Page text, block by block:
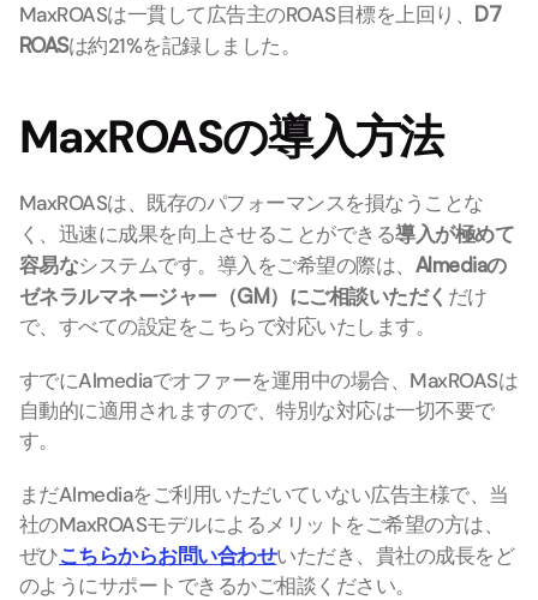
MaxROASは一貫して広告主のROAS目標を上回り、 D7
ROASは約21%を記録しました。
MaxROASの導入方法
MaxROASは、既存のパフォーマンスを損なうことな
く、迅速に成果を向上させることができる導入が極めて
容易なシステムです。導入をご希望の際は、 Almediaの
ゼネラルマネージャー（GM）にご相談いただく だけ
で、すべての設定をこちらで対応いたします。
すでにAlmediaでオファーを運用中の場合、MaxROASは
自動的に適用されますので、特別な対応は一切不要で
す。
まだAlmediaをご利用いただいていない広告主様で、当
社のMaxROASモデルによるメリットをご希望の方は、
ぜひこちらからお問い合わせいただき、貴社の成長をど
のようにサポートできるかご相談ください。